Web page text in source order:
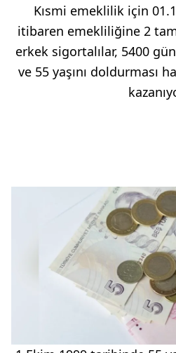
Kısmi emeklilik için
itibaren emekliliğine 2
erkek sigortalılar, 5400
ve 55 yaşını doldurması